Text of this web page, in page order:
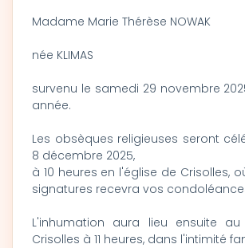
Madame Marie Thérèse NOWAK
née KLIMAS
survenu le samedi 29 novembre
année.
Les obsèques religieuses seront
8 décembre 2025,
à 10 heures en l'église de Crisolles,
signatures recevra vos
L'inhumation aura lieu ensuite
Crisolles à 11 heures, dans l'intimité